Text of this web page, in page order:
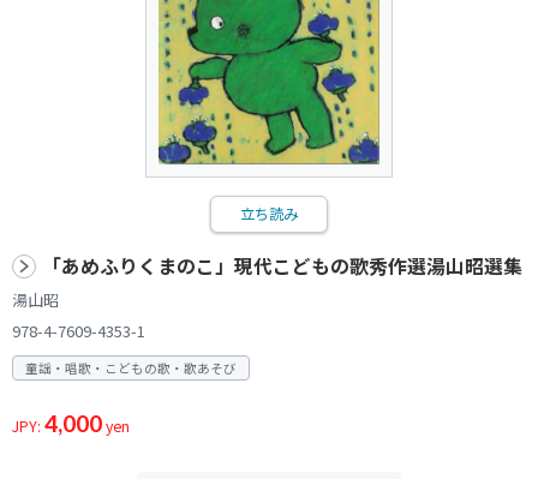
立ち読み
「あめふりくまのこ」現代こどもの歌秀作選湯山昭選集
湯山昭
978-4-7609-4353-1
童謡・唱歌・こどもの歌・歌あそび
JPY: 4,000yen